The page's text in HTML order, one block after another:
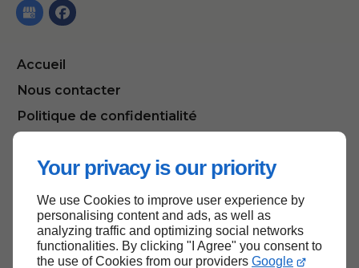
Your privacy is our priority
We use Cookies to improve user experience by
personalising content and ads, as well as
analyzing traffic and optimizing social networks
functionalities. By clicking "I Agree" you consent to
the use of Cookies from our providers Google
Accueil
Nous contacter
Politique de confidentialité
Haut de page